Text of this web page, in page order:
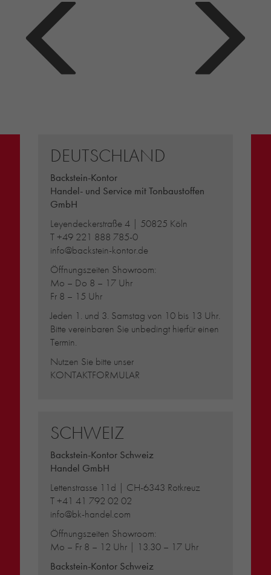
DEUTSCHLAND
Backstein-Kontor
Handel- und Service mit Tonbaustoffen
GmbH
Leyendeckerstraße 4 | 50825 Köln
T+49 221 888 785-0
info@backstein-kontor.de
Öffnungszeiten Showroom:
Mo – Do 8 – 17 Uhr
Fr 8 – 15 Uhr
Jeden 1. und 3. Samstag von 10 bis 13 Uhr.
Bitte vereinbaren Sie unbedingt hierfür einen
Termin.
Nutzen Sie bitte unser
KONTAKTFORMULAR
SCHWEIZ
Backstein-Kontor Schweiz
Handel GmbH
Lettenstrasse 11d | CH-6343 Rotkreuz
T+41 41 792 02 02
info@bk-handel.com
Öffnungszeiten Showroom:
Mo – Fr 8 – 12 Uhr | 13.30 – 17 Uhr
Backstein-Kontor Schweiz